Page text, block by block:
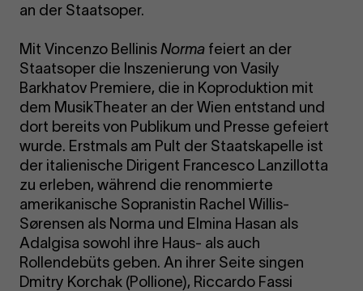
an der Staatsoper.
Mit Vincenzo Bellinis Norma feiert an der
Staatsoper die Inszenierung von Vasily
Barkhatov Premiere, die in Koproduktion mit
dem MusikTheater an der Wien entstand und
dort bereits von Publikum und Presse gefeiert
wurde. Erstmals am Pult der Staatskapelle ist
der italienische Dirigent Francesco Lanzillotta
zu erleben, während die renommierte
amerikanische Sopranistin Rachel Willis-
Sørensen als Norma und Elmina Hasan als
Adalgisa sowohl ihre Haus- als auch
Rollendebüts geben. An ihrer Seite singen
Dmitry Korchak (Pollione), Riccardo Fassi